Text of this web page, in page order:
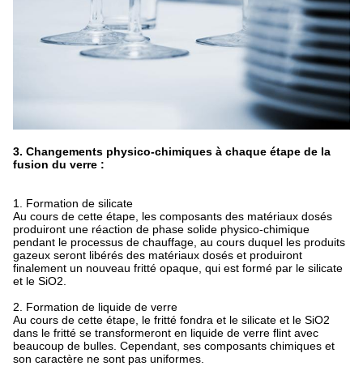
3. Changements physico-chimiques à chaque étape de la
fusion du verre :
1. Formation de silicate
Au cours de cette étape, les composants des matériaux dosés
produiront une réaction de phase solide physico-chimique
pendant le processus de chauffage, au cours duquel les produits
gazeux seront libérés des matériaux dosés et produiront
finalement un nouveau fritté opaque, qui est formé par le silicate
et le SiO2.
2. Formation de liquide de verre
Au cours de cette étape, le fritté fondra et le silicate et le SiO2
dans le fritté se transformeront en liquide de verre flint avec
beaucoup de bulles. Cependant, ses composants chimiques et
son caractère ne sont pas uniformes.